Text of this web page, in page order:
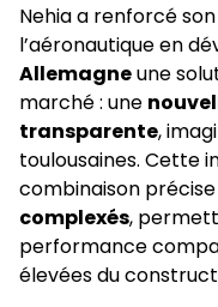
Nehia a renforcé
l’aéronautique en
Allemagneune
marché : une
transparente,
toulousaines. Cette
combinaison
complexés,
performance
élevées du